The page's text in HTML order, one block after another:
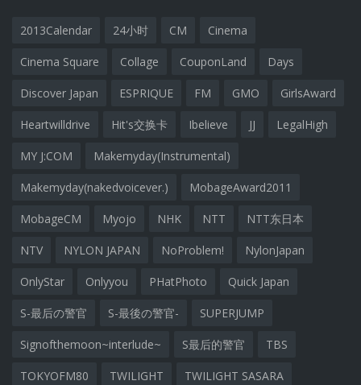
2013Calendar 24小时 CM Cinema
Cinema Square Collage CouponLand Days
Discover Japan ESPRIQUE FM GMO GirlsAward
Heartwilldrive Hit's交换卡 Ibelieve JJ LegalHigh
MY J:COM Makemyday(Instrumental)
Makemyday(nakedvoicever.) MobageAward2011
MobageCM Myojo NHK NTT NTT东日本
NTV NYLON JAPAN NoProblem! NylonJapan
OnlyStar Onlyyou PHatPhoto Quick Japan
S-最后の警官 S-最後の警官- SUPERJUMP
Signofthemoon~interlude~ S最后的警官 TBS
TOKYOFM80 TWILIGHT TWILIGHT SASARA